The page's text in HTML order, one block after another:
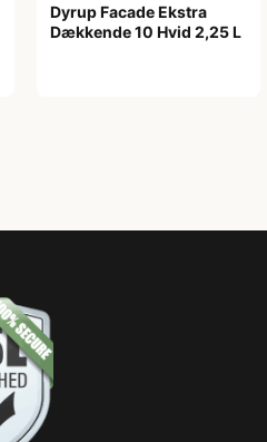
Dyrup Facade Ekstra
Dækkende 10 Hvid 2,25 L